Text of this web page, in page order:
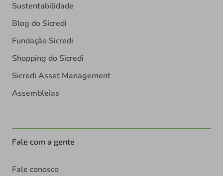
Sustentabilidade
Blog do Sicredi
Fundação Sicredi
Shopping do Sicredi
Sicredi Asset Management
Assembleias
Fale com a gente
Fale conosco